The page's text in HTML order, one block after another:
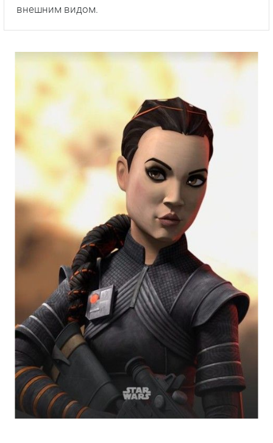
внешним видом.